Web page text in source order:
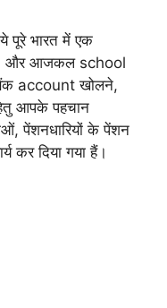
पूरे भारत में एक
हैं, और आजकल school
account खोलने,
आपके पहचान
पेंशनधारियों के पेंशन
कर दिया गया हैं।